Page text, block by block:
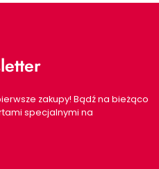
zakupy! Bądź na bieżąco
specjalnymi na